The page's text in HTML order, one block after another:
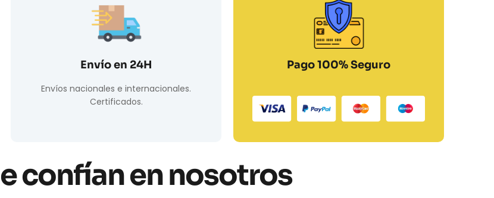
Envío en 24H
Envíos nacionales e internacionales.
Certificados.
Pago 100% Seguro
confían en nosotros